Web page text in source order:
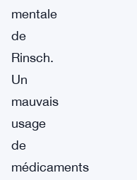
mentale
de
Rinsch.
Un
mauvais
usage
de
médicaments